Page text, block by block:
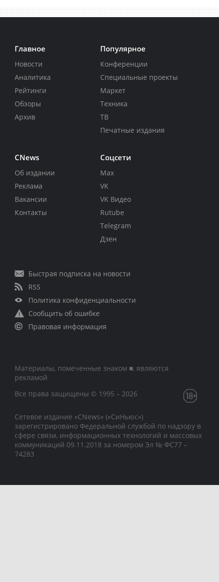
Главное
Новости
Аналитика
Рейтинги
Обзоры
Архив
Популярное
Конференции
Специальные проекты
Маркет
Техника
ТВ
Печатные издания
CNews
Об издании
Реклама
Вакансии
Контакты
Соцсети
Max
VK
VK Видео
Rutube
Telegram
Дзен
Быстрая подписка на новости
RSS
Политика конфиденциальности
Сообщить об ошибке
Правовая информация
Материалы, помеченные знаком ■, являются
рекламой
Все права защищены © 1995 – 2026
Сетевое издание «CNews» («СиНьюс»)
зарегистрировано Федеральной службой по надзору в
сфере связи, информационных технологий и массовых
коммуникаций 09.11.2018 за номером Эл № ФС77 –
74283